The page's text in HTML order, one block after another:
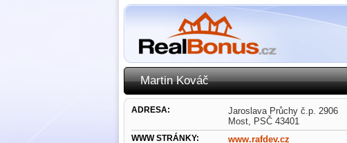
Martin Kováč
ADRESA:
Jaroslava Průchy č.p. 2906
Most, PSČ 43401
WWW STRÁNKY: www.rafdev.cz